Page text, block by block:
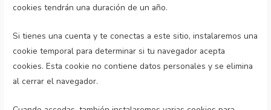
cookies tendrán una duración de un año.
Si tienes una cuenta y te conectas a este sitio, instalaremos una
cookie temporal para determinar si tu navegador acepta
cookies. Esta cookie no contiene datos personales y se elimina
al cerrar el navegador.